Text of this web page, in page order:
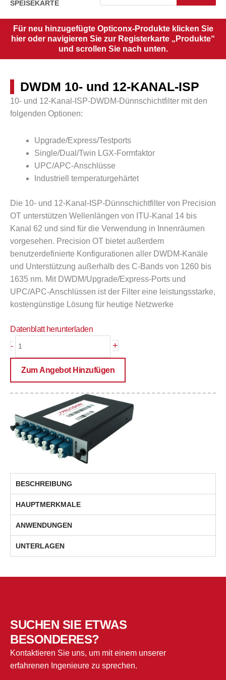
SPEISEKARTE
Für neu hinzugefügte Opticonx-Produkte klicken Sie
hier oder navigieren Sie zur Registerkarte „Produkte“
und scrollen Sie nach unten.
DWDM 10- und 12-KANAL-ISP
10- und 12-Kanal-ISP-DWDM-Dünnschichtfilter mit den
folgenden Optionen:
Upgrade/Express/Testports
Single/Dual/Twin LGX-Formfaktor
UPC/APC-Anschlüsse
Industriell temperaturgehärtet
Die 10- und 12-Kanal-ISP-Dünnschichtfilter von Precision
OT unterstützen Wellenlängen von ITU-Kanal 14 bis
Kanal 62 und sind für die Verwendung in Innenräumen
vorgesehen. Precision OT bietet außerdem
benutzerdefinierte Konfigurationen aller DWDM-Kanäle
und Unterstützung außerhalb des C-Bands von 1260 bis
1635 nm. Mit DWDM/Upgrade/Express-Ports und
UPC/APC-Anschlüssen ist der Filter eine leistungsstarke,
kostengünstige Lösung für heutige Netzwerke
Datenblatt herunterladen
-
CHANNEL
Menge
+
Zum Angebot Hinzufügen
BESCHREIBUNG
HAUPTMERKMALE
ANWENDUNGEN
UNTERLAGEN
SUCHEN SIE ETWAS
BESONDERES?
Kontaktieren Sie uns, um mit einem unserer
erfahrenen Ingenieure zu sprechen.